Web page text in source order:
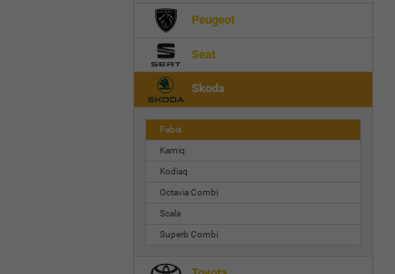
Peugeot
Seat
Skoda
Fabia
Kamiq
Kodiaq
Octavia Combi
Scala
Superb Combi